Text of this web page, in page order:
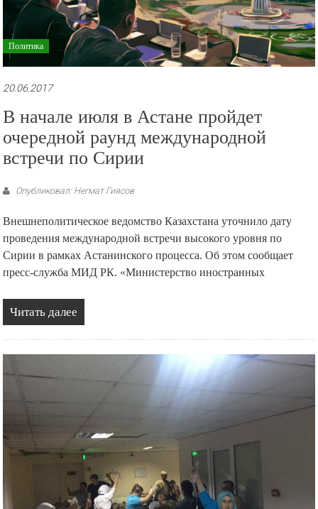
Политика
20.06.2017
В начале июля в Астане пройдет
очередной раунд международной
встречи по Сирии
Опубликовал: Негмат Гиясов
Внешнеполитическое ведомство Казахстана уточнило дату
проведения международной встречи высокого уровня по
Сирии в рамках Астанинского процесса. Об этом сообщает
пресс-служба МИД РК. «Министерство иностранных
Читать далее